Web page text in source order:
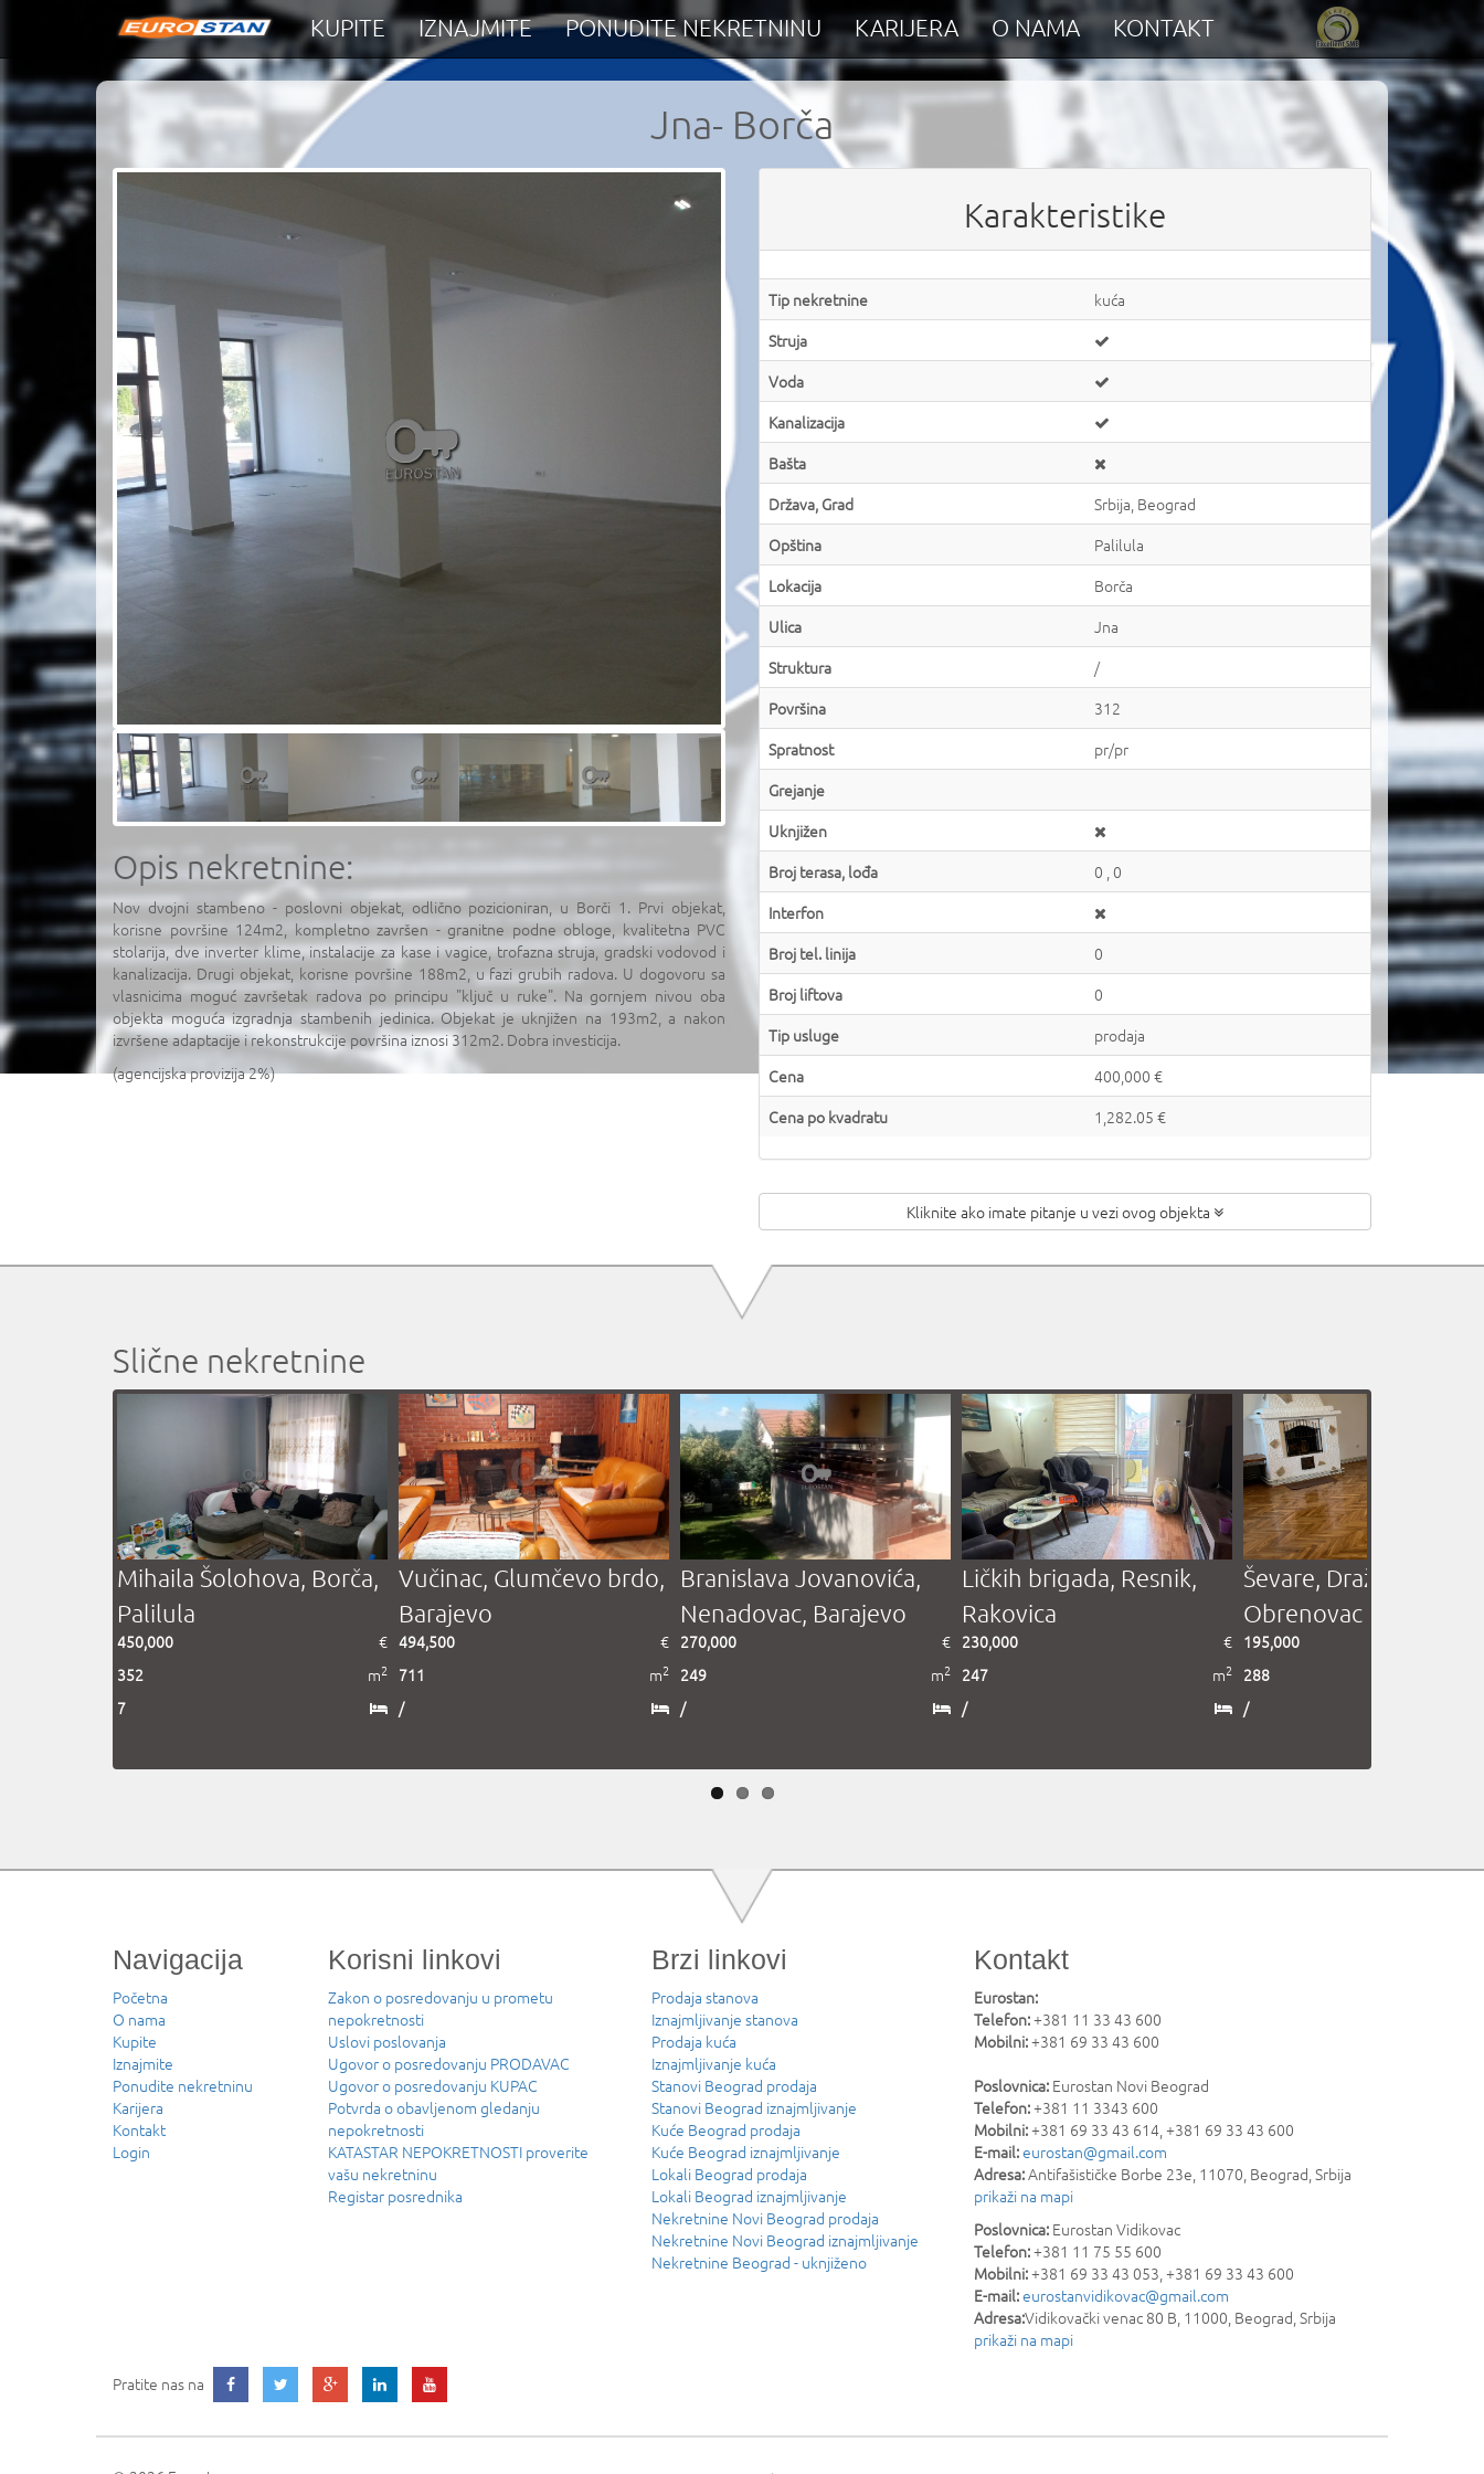
KUPITE IZNAJMITE PONUDITE NEKRETNINU KARIJERA O NAMA KONTAKT
Jna- Borča
Opis nekretnine:
Nov dvojni stambeno - poslovni objekat, odlično pozicioniran, u Borči 1. Prvi objekat,
korisne površine 124m2, kompletno završen - granitne podne obloge, kvalitetna PVC
stolarija, dve inverter klime, instalacije za kase i vagice, trofazna struja, gradski vodovod i
kanalizacija. Drugi objekat, korisne površine 188m2, u fazi grubih radova. U dogovoru sa
vlasnicima moguć završetak radova po principu "ključ u ruke". Na gornjem nivou oba
objekta moguća izgradnja stambenih jedinica. Objekat je uknjižen na 193m2, a nakon
izvršene adaptacije i rekonstrukcije površina iznosi 312m2. Dobra investicija.
(agencijska provizija 2%)
Karakteristike
Tip nekretnine
kuća
Struja
Voda
Kanalizacija
Bašta
Država, Grad
Srbija, Beograd
Opština
Palilula
Lokacija
Borča
Ulica
Jna
Struktura
/
Površina
312
Spratnost
pr/pr
Grejanje
Uknjižen
Broj terasa, lođa
0 , 0
Interfon
Broj tel. linija
0
Broj liftova
0
Tip usluge
prodaja
Cena
400,000 €
Cena po kvadratu
1,282.05 €
Kliknite ako imate pitanje u vezi ovog objekta
Slične nekretnine
Mihaila Šolohova, Borča,
Palilula
450,000
€
352
m2
7
Vučinac, Glumčevo brdo,
Barajevo
494,500
€
711
m2
/
Branislava Jovanovića,
Nenadovac, Barajevo
270,000
€
249
m2
/
Ličkih brigada, Resnik,
Rakovica
230,000
€
247
m2
/
Ševare, Draževac,
Obrenovac
195,000
288
/
Navigacija
Početna
O nama
Kupite
Iznajmite
Ponudite nekretninu
Karijera
Kontakt
Login
Korisni linkovi
Zakon o posredovanju u prometu
nepokretnosti
Uslovi poslovanja
Ugovor o posredovanju PRODAVAC
Ugovor o posredovanju KUPAC
Potvrda o obavljenom gledanju
nepokretnosti
KATASTAR NEPOKRETNOSTI proverite
vašu nekretninu
Registar posrednika
Brzi linkovi
Prodaja stanova
Iznajmljivanje stanova
Prodaja kuća
Iznajmljivanje kuća
Stanovi Beograd prodaja
Stanovi Beograd iznajmljivanje
Kuće Beograd prodaja
Kuće Beograd iznajmljivanje
Lokali Beograd prodaja
Lokali Beograd iznajmljivanje
Nekretnine Novi Beograd prodaja
Nekretnine Novi Beograd iznajmljivanje
Nekretnine Beograd - uknjiženo
Kontakt
Eurostan:
Telefon:+381 11 33 43 600
Mobilni:+381 69 33 43 600
Poslovnica: Eurostan Novi Beograd
Telefon:+381 11 3343 600
Mobilni:+381 69 33 43 614, +381 69 33 43 600
E-mail:eurostan@gmail.com
Adresa:Antifašističke Borbe 23e, 11070, Beograd,Srbija
prikaži na mapi
Poslovnica: Eurostan Vidikovac
Telefon:+381 11 75 55 600
Mobilni:+381 69 33 43 053, +381 69 33 43 600
E-mail:eurostanvidikovac@gmail.com
Adresa:Vidikovački venac 80 B, 11000, Beograd,Srbija
prikaži na mapi
Pratite nas na